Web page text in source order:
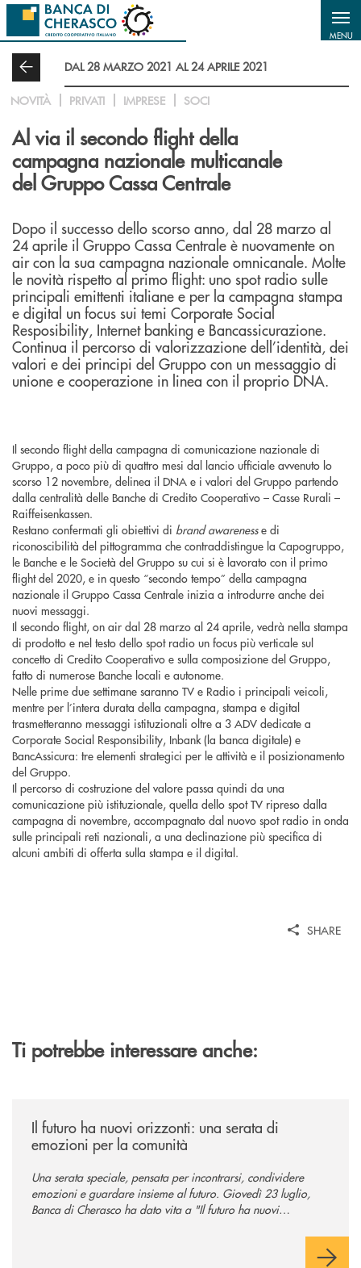
Salta al contenuto principale
MENU
DAL 28 MARZO 2021 AL 24 APRILE 2021
NOVITÀ PRIVATI IMPRESE SOCI
Al via il secondo flight della
campagna nazionale multicanale
del Gruppo Cassa Centrale
Dopo il successo dello scorso anno, dal 28 marzo al
24 aprile il Gruppo Cassa Centrale è nuovamente on
air con la sua campagna nazionale omnicanale. Molte
le novità rispetto al primo flight: uno spot radio sulle
principali emittenti italiane e per la campagna stampa
e digital un focus sui temi Corporate Social
Resposibility, Internet banking e Bancassicurazione.
Continua il percorso di valorizzazione dell’identità, dei
valori e dei principi del Gruppo con un messaggio di
unione e cooperazione in linea con il proprio DNA.
Il secondo flight della campagna di comunicazione nazionale di
Gruppo, a poco più di quattro mesi dal lancio ufficiale avvenuto lo
scorso 12 novembre, delinea il DNA e i valori del Gruppo partendo
dalla centralità delle Banche di Credito Cooperativo – Casse Rurali –
Raiffeisenkassen.
Restano confermati gli obiettivi di brand awarenesse di
riconoscibilità del pittogramma che contraddistingue la Capogruppo,
le Banche e le Società del Gruppo su cui si è lavorato con il primo
flight del 2020, e in questo “secondo tempo” della campagna
nazionale il Gruppo Cassa Centrale inizia a introdurre anche dei
nuovi messaggi.
Il secondo flight, on air dal 28 marzo al 24 aprile, vedrà nella stampa
di prodotto e nel testo dello spot radio un focus più verticale sul
concetto di Credito Cooperativo e sulla composizione del Gruppo,
fatto di numerose Banche locali e autonome.
Nelle prime due settimane saranno TV e Radio i principali veicoli,
mentre per l’intera durata della campagna, stampa e digital
trasmetteranno messaggi istituzionali oltre a 3 ADV dedicate a
Corporate Social Responsibility, Inbank (la banca digitale) e
BancAssicura: tre elementi strategici per le attività e il posizionamento
del Gruppo.
Il percorso di costruzione del valore passa quindi da una
comunicazione più istituzionale, quella dello spot TV ripreso dalla
campagna di novembre, accompagnato dal nuovo spot radio in onda
sulle principali reti nazionali, a una declinazione più specifica di
alcuni ambiti di offerta sulla stampa e il digital.
SHARE
Ti potrebbe interessare anche:
Il futuro ha nuovi orizzonti: una serata di
emozioni per la comunità
Una serata speciale, pensata per incontrarsi, condividere
emozioni e guardare insieme al futuro. Giovedì 23 luglio,
Banca di Cherasco ha dato vita a "Il futuro ha nuovi